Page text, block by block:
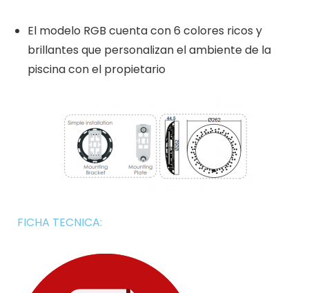
El modelo RGB cuenta con 6 colores ricos y
brillantes que personalizan el ambiente de la
piscina con el propietario
FICHA TECNICA: